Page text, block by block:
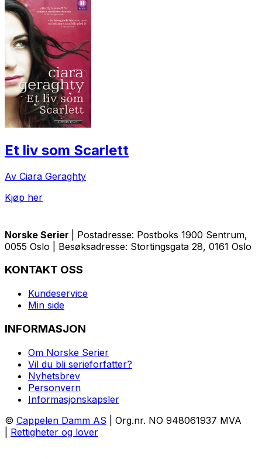
Et liv som Scarlett
Av Ciara Geraghty
Kjøp her
Norske Serier
| Postadresse: Postboks 1900 Sentrum,
0055 Oslo | Besøksadresse: Stortingsgata 28, 0161 Oslo
KONTAKT OSS
Kundeservice
Min side
INFORMASJON
Om Norske Serier
Vil du bli serieforfatter?
Nyhetsbrev
Personvern
Informasjonskapsler
© Cappelen Damm AS | Org.nr. NO 948061937 MVA
Rettigheter og lover